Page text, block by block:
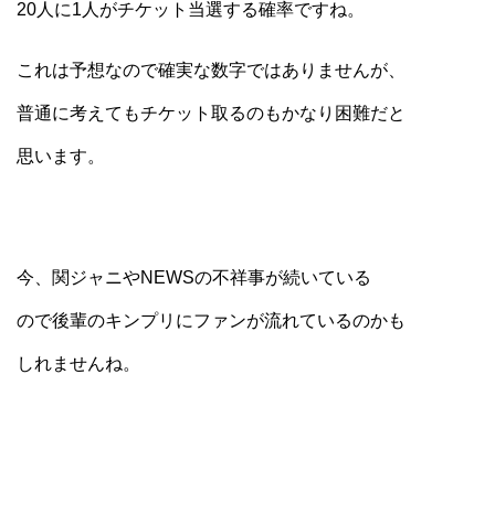
20人に1人がチケット当選する確率ですね。
これは予想なので確実な数字ではありませんが、
普通に考えてもチケット取るのもかなり困難だと
思います。
今、関ジャニやNEWSの不祥事が続いている
ので後輩のキンプリにファンが流れているのかも
しれませんね。